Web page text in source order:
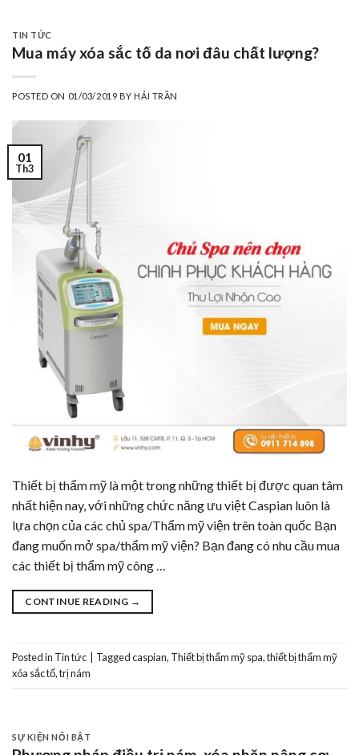
TIN TỨC
Mua máy xóa sắc tố da nơi đâu chất lượng?
POSTED ON 01/03/2019 BYHẢI TRẦN
01
Th3
Thiết bị thẩm mỹ là một trong những thiết bị được quan tâm
nhất hiện nay, với những chức năng ưu việt Caspian luôn là
lựa chọn của các chủ spa/Thẩm mỹ viện trên toàn quốc Bạn
đang muốn mở spa/thẩm mỹ viện? Bạn đang có nhu cầu mua
các thiết bị thẩm mỹ công …
CONTINUE READING →
Posted in Tin tức Taggedcaspian, Thiết bị thẩm mỹ spa,thiết bị thẩm mỹ
xóa sắc tố,trị nám
SỰ KIỆN NỔI BẬT